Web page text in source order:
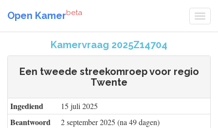
Open Kamerbeta
Kamervraag 2025Z14704
Een tweede streekomroep voor regio
Twente
Ingediend 15 juli 2025
Beantwoord 2 september 2025 (na 49 dagen)